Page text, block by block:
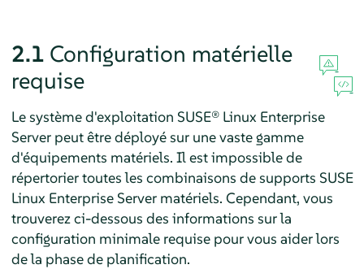
2.1 Configuration matérielle
requise
Le système d'exploitation SUSE® Linux Enterprise
Server peut être déployé sur une vaste gamme
d'équipements matériels. Il est impossible de
répertorier toutes les combinaisons de supports SUSE
Linux Enterprise Server matériels. Cependant, vous
trouverez ci-dessous des informations sur la
configuration minimale requise pour vous aider lors
de la phase de planification.